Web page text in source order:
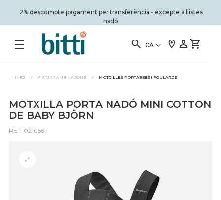
2% descompte pagament per transferència - excepte a llistes
nadó
CA
INICI / VIATJAR AMB NADONS / MOTXILLES PORTABEBÈ I FOULARDS
MOTXILLA PORTA NADÓ MINI COTTON
DE BABY BJÖRN
REF: 021056